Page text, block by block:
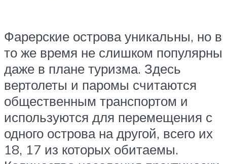
Фарерские острова уникальны, но в
то же время не слишком популярны
даже в плане туризма. Здесь
вертолеты и паромы считаются
общественным транспортом и
используются для перемещения с
одного острова на другой, всего их
18, 17 из которых обитаемы.